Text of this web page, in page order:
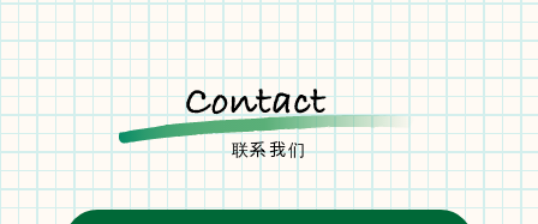
联系我们